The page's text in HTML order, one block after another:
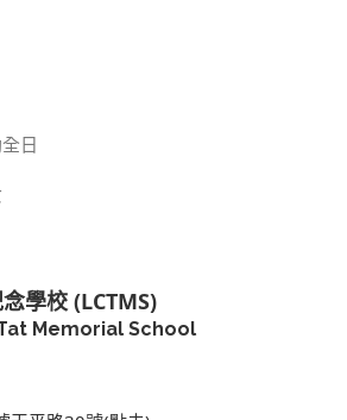
日
學校 (LCTMS)
Memorial School